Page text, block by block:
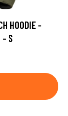
HOODIE -
- S